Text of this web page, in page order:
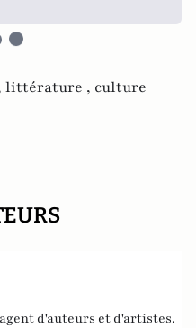
littérature , culture
d'auteurs et d'artistes.